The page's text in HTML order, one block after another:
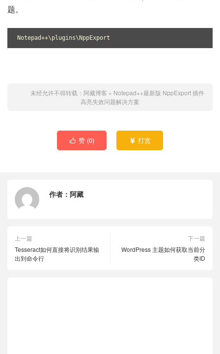
题。
Notepad++\plugins\NppExport
未经允许不得转载： 阿藏博客 » Notepad++最新版 NppExport 插件
高亮失效问题解决方案
 赞 (0)  打赏
作者： 阿藏
上一篇
Tesseract如何直接将识别结果输
出到命令行
下一篇
WordPress 主题如何获取当前分
类ID